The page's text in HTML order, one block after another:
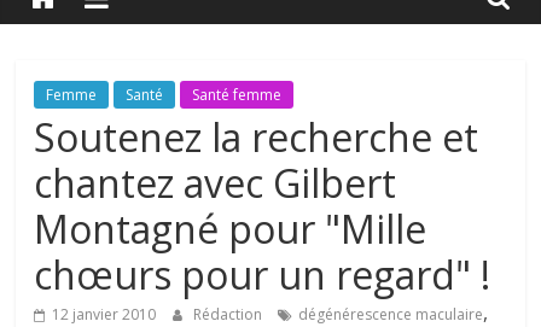
Santé
La
santé
de
toute
famille
Femme Santé Santé femme
Soutenez la recherche et
chantez avec Gilbert
Montagné pour "Mille
chœurs pour un regard" !
12 janvier 2010 Rédaction dégénérescence maculaire,